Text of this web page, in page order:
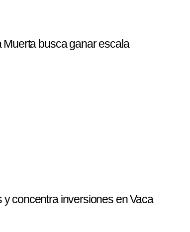
busca ganar escala
concentra inversiones en Vaca